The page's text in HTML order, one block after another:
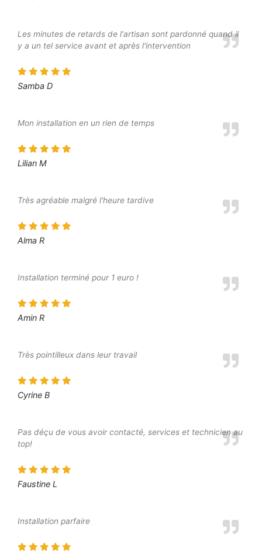
Les minutes de retards de l'artisan sont pardonné quand il
y a un tel service avant et après l'intervention
Samba D
Mon installation en un rien de temps
Lilian M
Très agréable malgré l'heure tardive
Alma R
Installation terminé pour 1 euro !
Amin R
Très pointilleux dans leur travail
Cyrine B
Pas déçu de vous avoir contacté, services et technicien au
top!
Faustine L
Installation parfaire